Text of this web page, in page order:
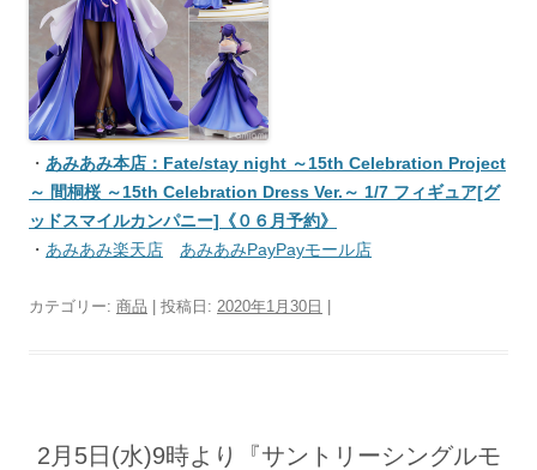
・ あみあみ本店：Fate/stay night ～15th Celebration Project
～ 間桐桜 ～15th Celebration Dress Ver.～ 1/7 フィギュア[グ
ッドスマイルカンパニー]《０６月予約》
・ あみあみ楽天店 あみあみPayPayモール店
カテゴリー: 商品 | 投稿日: 2020年1月30日
2月5日(水)9時より『サントリーシングルモ